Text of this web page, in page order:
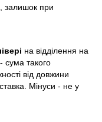
залишок при
на відділення на
сума такого
від довжини
Мінуси - не у